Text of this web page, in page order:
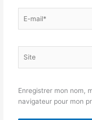
mail*
Enregistrer mon nom,
navigateur pour mon